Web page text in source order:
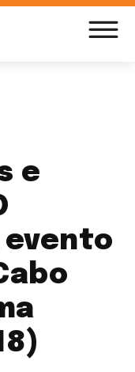
e
evento